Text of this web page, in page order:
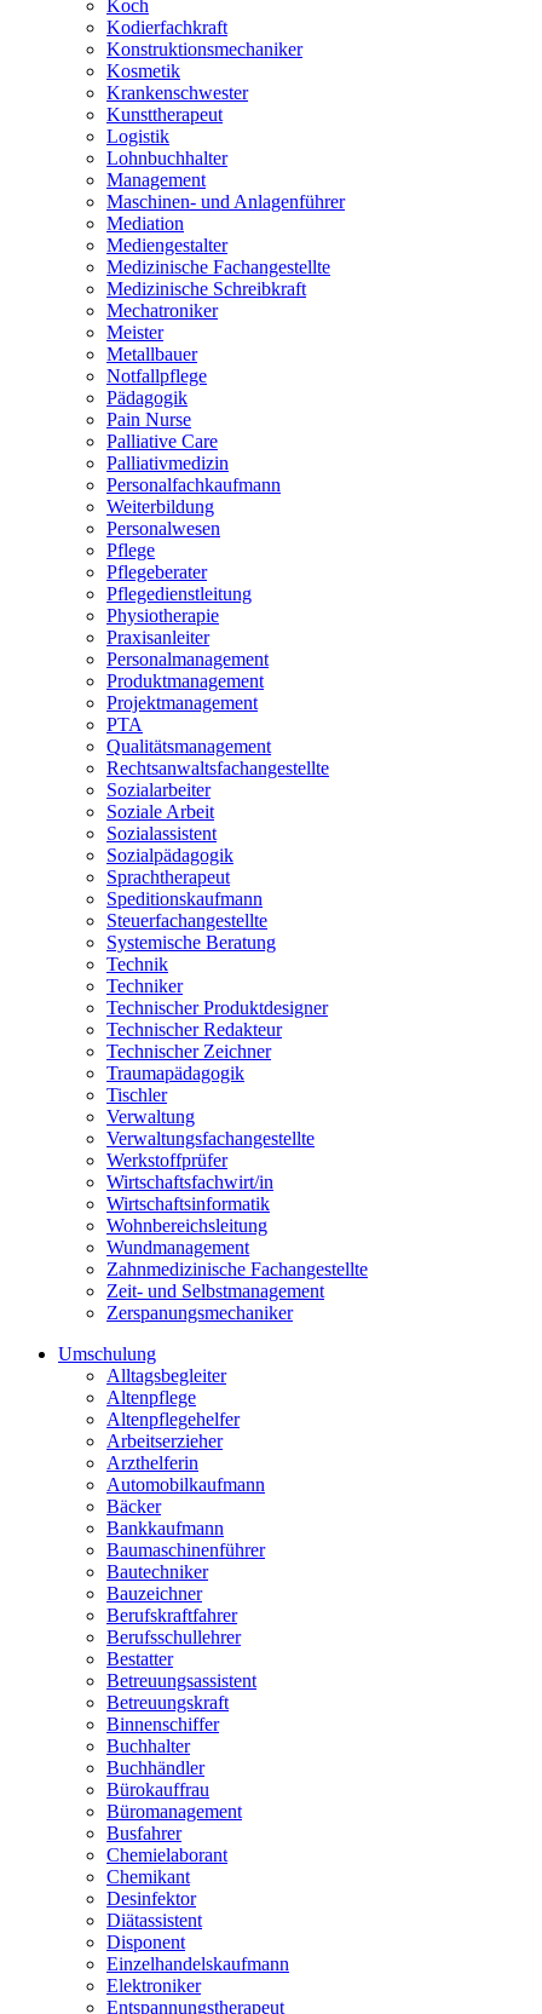
Koch
Kodierfachkraft
Konstruktionsmechaniker
Kosmetik
Krankenschwester
Kunsttherapeut
Logistik
Lohnbuchhalter
Management
Maschinen- und Anlagenführer
Mediation
Mediengestalter
Medizinische Fachangestellte
Medizinische Schreibkraft
Mechatroniker
Meister
Metallbauer
Notfallpflege
Pädagogik
Pain Nurse
Palliative Care
Palliativmedizin
Personalfachkaufmann
Weiterbildung
Personalwesen
Pflege
Pflegeberater
Pflegedienstleitung
Physiotherapie
Praxisanleiter
Personalmanagement
Produktmanagement
Projektmanagement
PTA
Qualitätsmanagement
Rechtsanwaltsfachangestellte
Sozialarbeiter
Soziale Arbeit
Sozialassistent
Sozialpädagogik
Sprachtherapeut
Speditionskaufmann
Steuerfachangestellte
Systemische Beratung
Technik
Techniker
Technischer Produktdesigner
Technischer Redakteur
Technischer Zeichner
Traumapädagogik
Tischler
Verwaltung
Verwaltungsfachangestellte
Werkstoffprüfer
Wirtschaftsfachwirt/in
Wirtschaftsinformatik
Wohnbereichsleitung
Wundmanagement
Zahnmedizinische Fachangestellte
Zeit- und Selbstmanagement
Zerspanungsmechaniker
Umschulung
Alltagsbegleiter
Altenpflege
Altenpflegehelfer
Arbeitserzieher
Arzthelferin
Automobilkaufmann
Bäcker
Bankkaufmann
Baumaschinenführer
Bautechniker
Bauzeichner
Berufskraftfahrer
Berufsschullehrer
Bestatter
Betreuungsassistent
Betreuungskraft
Binnenschiffer
Buchhalter
Buchhändler
Bürokauffrau
Büromanagement
Busfahrer
Chemielaborant
Chemikant
Desinfektor
Diätassistent
Disponent
Einzelhandelskaufmann
Elektroniker
Entspannungstherapeut